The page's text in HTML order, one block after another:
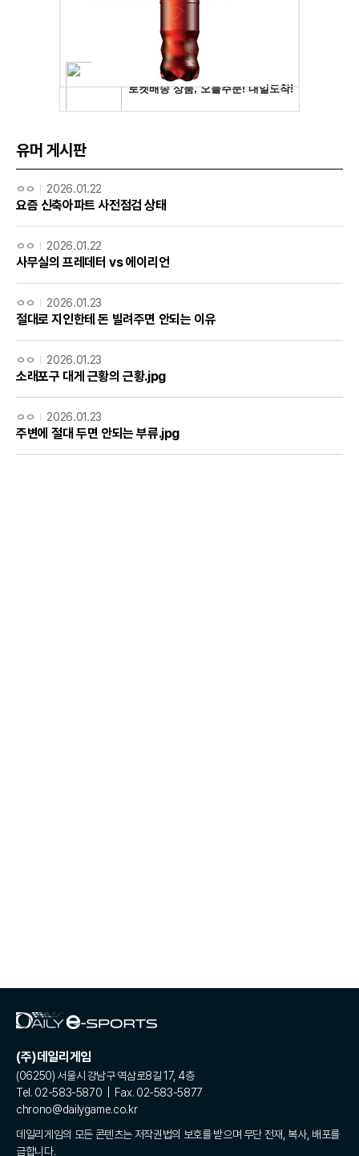
유머 게시판
ㅇㅇ 2026.01.22
요즘 신축아파트 사전점검 상태
ㅇㅇ 2026.01.22
사무실의 프레데터 vs 에이리언
ㅇㅇ 2026.01.23
절대로 지인한테 돈 빌려주면 안되는 이유
ㅇㅇ 2026.01.23
소래포구 대게 근황의 근황.jpg
ㅇㅇ 2026.01.23
주변에 절대 두면 안되는 부류.jpg
(주)데일리게임
(06250) 서울시 강남구 역삼로8길 17, 4층
Tel. 02-583-5870 | Fax. 02-583-5877
chrono@dailygame.co.kr
데일리게임의 모든 콘텐츠는 저작권법의 보호를 받으며 무단 전재, 복사, 배포를
금합니다.